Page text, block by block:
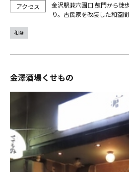
金沢駅兼六園口 鼓門から徒
り。古民家を改装した和空
和食
金澤酒場くせもの